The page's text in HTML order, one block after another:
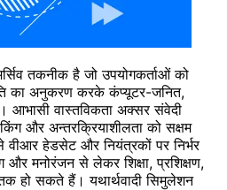
तकनीक है जो उपयोगकर्ताओं को
का अनुकरण करके कंप्यूटर-जनित,
आभासी वास्तविकता अक्सर संवेदी
और अन्तरक्रियाशीलता को सक्षम
वीआर हेडसेट और नियंत्रकों पर निर्भर
मनोरंजन से लेकर शिक्षा, प्रशिक्षण,
हो सकते हैं। यथार्थवादी सिमुलेशन